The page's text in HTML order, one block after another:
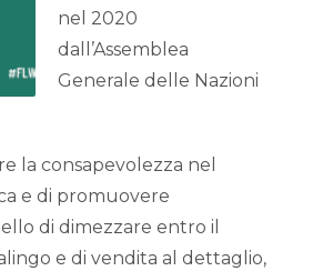
nel 2020
dall’Assemblea
Generale delle Nazioni
la consapevolezza nel
e di promuovere
di dimezzare entro il
e di vendita al dettaglio,